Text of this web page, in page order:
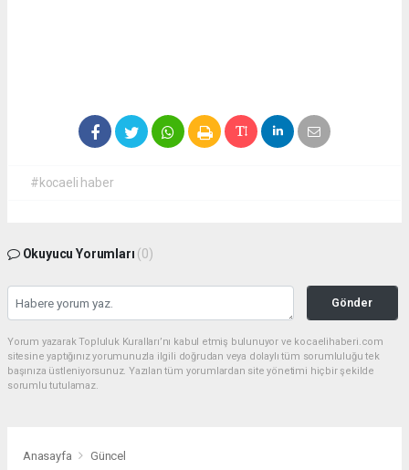
#kocaeli haber
Okuyucu Yorumları (0)
Gönder
Yorum yazarak Topluluk Kuralları’nı kabul etmiş bulunuyor ve kocaelihaberi.com
sitesine yaptığınız yorumunuzla ilgili doğrudan veya dolaylı tüm sorumluluğu tek
başınıza üstleniyorsunuz. Yazılan tüm yorumlardan site yönetimi hiçbir şekilde
sorumlu tutulamaz.
Anasayfa Güncel